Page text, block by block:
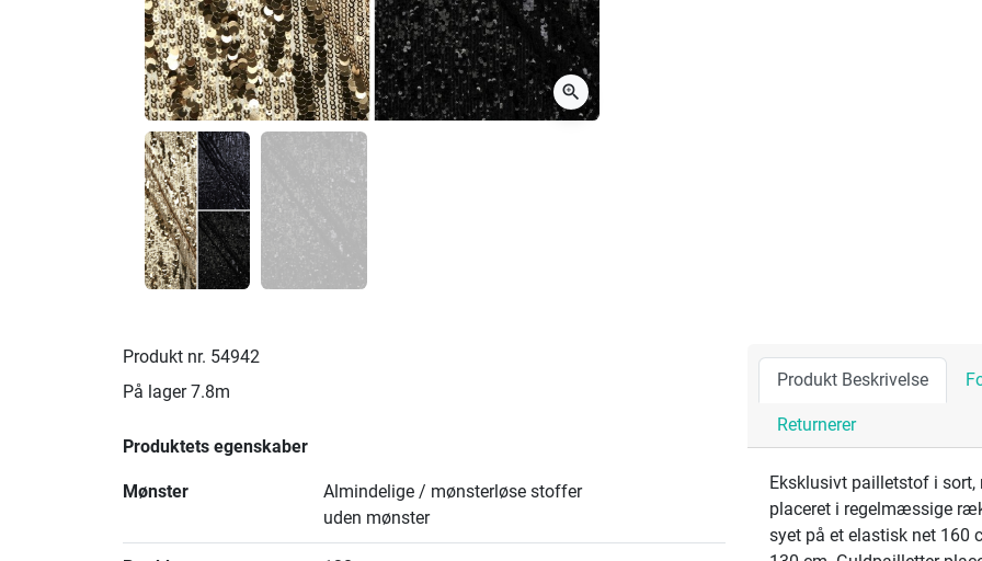
zoom_in
Produkt nr. 54942
På lager 7.8m
Produktets egenskaber
Mønster
Almindelige / mønsterløse stoffer
uden mønster
Produkt Beskrivelse
Returnerer
Eksklusivt pailletstof i
placeret i regelmæssige
syet på et elastisk net 160